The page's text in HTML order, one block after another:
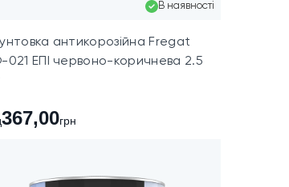
В наявності
антикорозійна Fregat
021 ЕПІ червоно-коричнева 2.5
367,00грн